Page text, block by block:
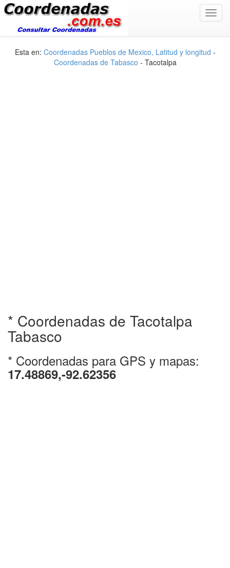
Esta en: Coordenadas Pueblos de Mexico, Latitud y longitud -
Coordenadas de Tabasco - Tacotalpa
* Coordenadas de Tacotalpa
Tabasco
* Coordenadas para GPS y mapas:
17.48869,-92.62356